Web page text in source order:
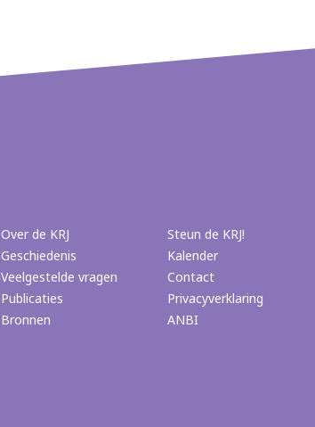
Over de KRJ
Geschiedenis
Veelgestelde vragen
Publicaties
Bronnen
Steun de KRJ!
Kalender
Contact
Privacyverklaring
ANBI